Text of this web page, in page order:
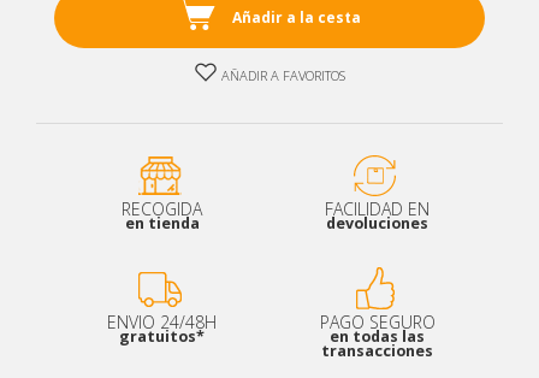
Añadir a la cesta
AÑADIR A FAVORITOS
RECOGIDA
en tienda
FACILIDAD EN
devoluciones
ENVIO 24/48H
gratuitos*
PAGO SEGURO
en todas las
transacciones